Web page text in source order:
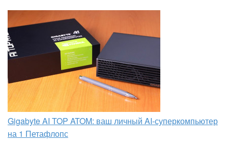
Gigabyte AI TOP ATOM: ваш личный AI-суперкомпьютер
на 1 Петафлопс